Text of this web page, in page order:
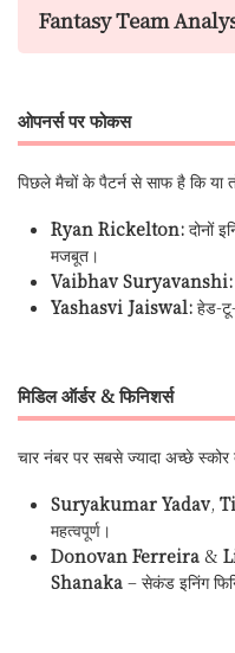
Fantasy Team
ओपनर्स पर फोकस
पिछले मैचों के पैटर्न से साफ है कि
Ryan Rickelton: दोनों
मजबूत।
Vaibhav Suryavanshi:
Yashasvi Jaiswal: हेड-
मिडिल ऑर्डर & फिनिशर्स
चार नंबर पर सबसे ज्यादा अच्छे
Suryakumar Yadav,
महत्वपूर्ण।
Donovan Ferreira &
Shanaka – सेकंड इनिंग